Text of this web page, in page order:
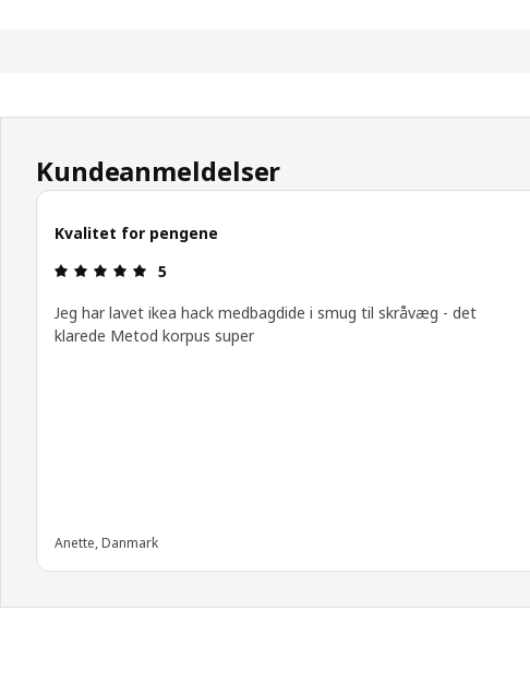
Kundeanmeldelser
Kvalitet for pengene
Anmeldelse: 5 Ud af 5 Stjerner.
5
Jeg har lavet ikea hack medbagdide i smug til skråvæg - det
klarede Metod korpus super
Anette, Danmark